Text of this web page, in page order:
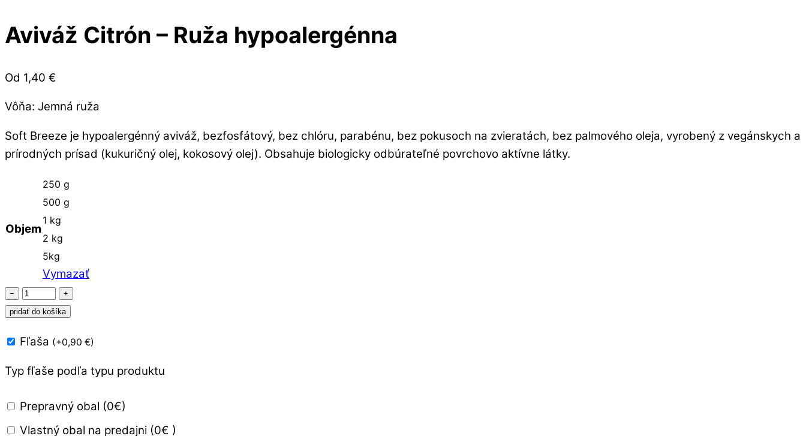
Aviváž Citrón – Ruža hypoalergénna
Od 1,40 €
Vôňa: Jemná ruža
Soft Breeze je hypoalergénný aviváž, bezfosfátový, bez chlóru, parabénu, bez pokusoch na zvieratách, bez palmového oleja, vyrobený z vegánskych a
prírodných prísad (kukuričný olej, kokosový olej). Obsahuje biologicky odbúrateľné povrchovo aktívne látky.
Objem
250 g
500 g
1 kg
2 kg
5kg
Vymazať
−
množstvo
Aviváž
-
Ruža
hypoalergénna
+
pridať do košíka
Fľaša (+0,90 €)
Typ fľaše podľa typu produktu
Prepravný obal (0€)
Vlastný obal na predajni (0€ )